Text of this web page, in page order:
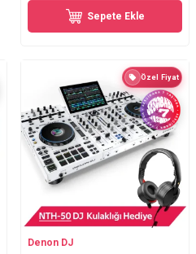
Sepete Ekle
Özel Fiyat
Denon DJ